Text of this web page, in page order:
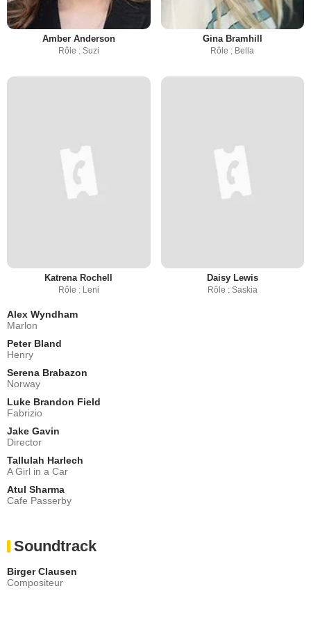
Amber Anderson
Rôle : Suzi
Gina Bramhill
Rôle : Bella
Katrena Rochell
Rôle : Leni
Daisy Lewis
Rôle : Saskia
Alex Wyndham
Marlon
Peter Bland
Henry
Serena Brabazon
Norway
Luke Brandon Field
Fabrizio
Jake Gavin
Director
Tallulah Harlech
A Girl in a Car
Atul Sharma
Cafe Passerby
Soundtrack
Birger Clausen
Compositeur